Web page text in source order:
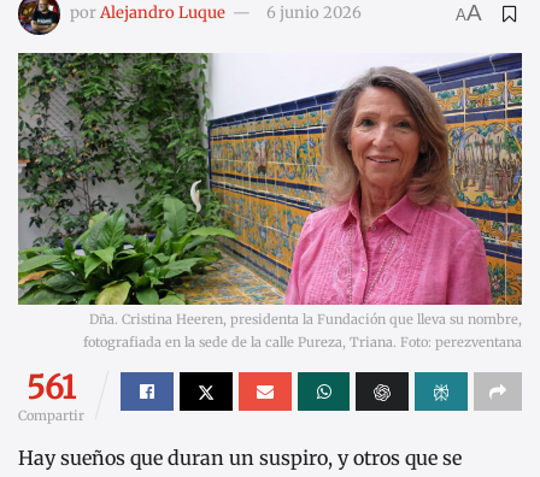
porAlejandro Luque 6 junio 2026 AA
Dña. Cristina Heeren, presidenta la Fundación que lleva su nombre,
fotografiada en la sede de la calle Pureza, Triana. Foto: perezventana
561
Compartir
Hay sueños que duran un suspiro, y otros que se